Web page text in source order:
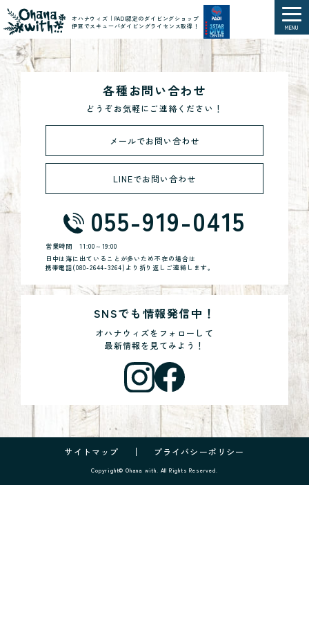
オハナウィズ｜PADI認定のダイビングショップ
伊豆でスキューバダイビングライセンス取得！
MENU
各種お問い合わせ
どうぞお気軽にご連絡ください！
メールでお問い合わせ
LINEでお問い合わせ
055-919-0415
営業時間11:00～19:00
日中は海に出ていることが多いため不在の場合は
携帯電話(080-2644-3264)より折り返しご連絡します。
SNSでも情報発信中！
オハナウィズをフォローして
最新情報を見てみよう！
サイトマップ プライバシーポリシー
Copyright© Ohana with. All Rights Reserved.